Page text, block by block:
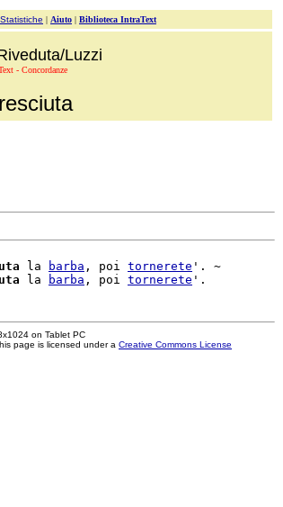
Statistiche | Aiuto | Biblioteca IntraText
Luzzi
- Concordanze
la barba , poi tornerete '. ~
la barba , poi tornerete
on Tablet PC
page is licensed under a Creative Commons License